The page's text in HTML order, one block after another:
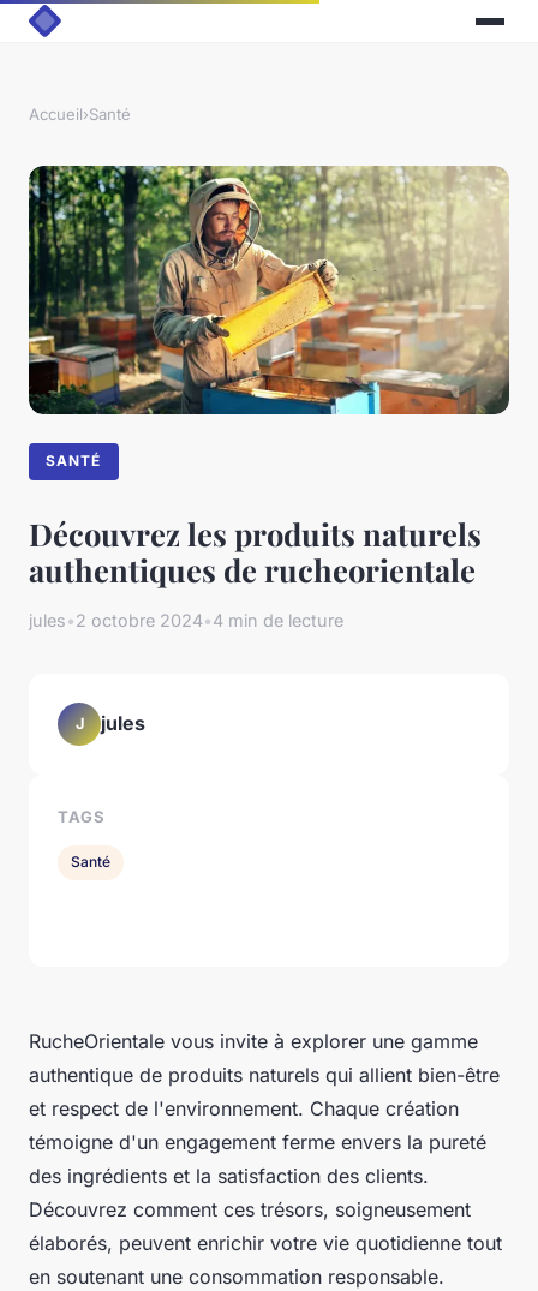
Accueil›Santé
SANTÉ
Découvrez les produits naturels
authentiques de rucheorientale
jules•2 octobre 2024•4 min de lecture
RucheOrientale vous invite à explorer une gamme
authentique de produits naturels qui allient bien-être
et respect de l'environnement. Chaque création
témoigne d'un engagement ferme envers la pureté
des ingrédients et la satisfaction des clients.
Découvrez comment ces trésors, soigneusement
élaborés, peuvent enrichir votre vie quotidienne tout
en soutenant une consommation responsable.
J jules
TAGS
Santé